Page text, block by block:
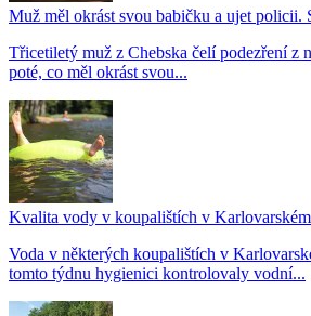
Muž měl okrást svou babičku a ujet policii.
Třicetiletý muž z Chebska čelí podezření z
poté, co měl okrást svou...
Kvalita vody v koupalištích v
Voda v některých koupalištích v
tomto týdnu hygienici kontrolovaly vodní...